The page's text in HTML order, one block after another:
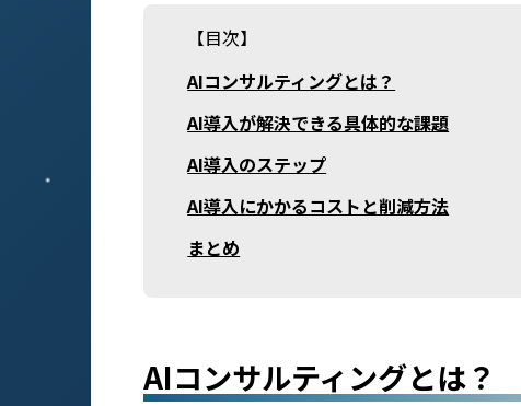
【目次】
AIコンサルティングとは？
AI導入が解決できる具体的な課題
AI導入のステップ
AI導入にかかるコストと削減方法
まとめ
AIコンサルティングとは？